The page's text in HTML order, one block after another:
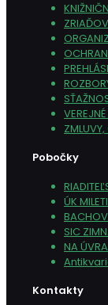
Pobočky
ÚK
SIC
NA
Kontakty